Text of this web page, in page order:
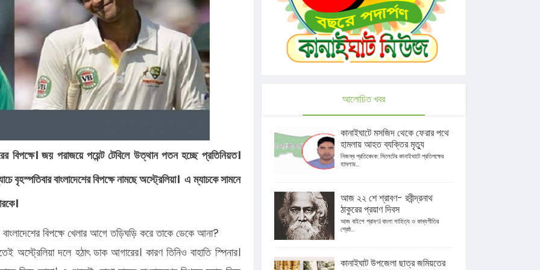
পালনে
আসছেন
সমাবেশ,
আঁধারে
জয় পরাজয়ে পয়েন্ট টেবিলে উত্থান পতন হচ্ছে প্রতিনিয়ত।
বাংলাদেশের বিপক্ষে নামছে অস্ট্রেলিয়া। এ ম্যাচকে সামনে
বিপক্ষে খেলার আগে তড়িঘড়ি করে তাকে ডেকে আনা?
অস্ট্রেলিয়া দলে হঠাৎ ডাক আগারের। কারণ তিনিও বাহাতি স্পিনার।
আলোচিত খবর
কানাইঘাটে মসজিদ থেকে ফেরার পথে
হামলায় আহত ব্যক্তির মৃত্যু
নিজস্ব প্রতিবেদক: সিলেটের কানাইঘাটে প্রতিপক্ষের
হামলায়...
আজ ২২ শে শ্রাবণ- রবীন্দ্রনাথ
ঠাকুরের প্রয়াণ দিবস
আজ বাইশে শ্রাবণ। বাংলা সাহিত্য ও কাব্যগীতির
শ্রেষ্ঠ...
কানাইঘাট উপজেলা ছাত্র জমিয়তের